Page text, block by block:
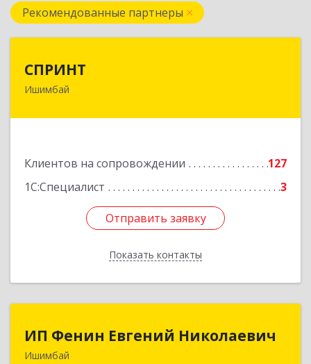
Рекомендованные партнеры
СПРИНТ
Ишимбай
Клиентов на сопровождении
127
1С:Специалист
3
Отправить заявку
Показать контакты
453201, Башкортостан Респ, Ишимбайский р-н,
Отправить заявку
Назад
ИП Фенин Евгений Николаевич
Ишимбай
ИП Фенин Евгений Николаевич
453211, Башкортостан Респ, Ишимбайский р-н,